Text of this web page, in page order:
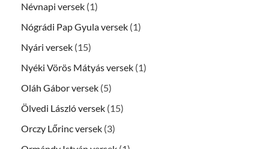
Névnapi versek (1)
Nógrádi Pap Gyula versek (1)
Nyári versek (15)
Nyéki Vörös Mátyás versek (1)
Oláh Gábor versek (5)
Ölvedi László versek (15)
Orczy Lőrinc versek (3)